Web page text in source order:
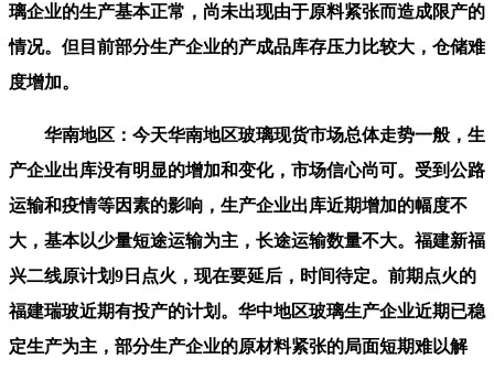
璃企业的生产基本正常，尚未出现由于原料紧张而造成限产的
情况。但目前部分生产企业的产成品库存压力比较大，仓储难
度增加。
华南地区：今天华南地区玻璃现货市场总体走势一般，生
产企业出库没有明显的增加和变化，市场信心尚可。受到公路
运输和疫情等因素的影响，生产企业出库近期增加的幅度不
大，基本以少量短途运输为主，长途运输数量不大。福建新福
兴二线原计划9日点火，现在要延后，时间待定。前期点火的
福建瑞玻近期有投产的计划。华中地区玻璃生产企业近期已稳
定生产为主，部分生产企业的原材料紧张的局面短期难以解